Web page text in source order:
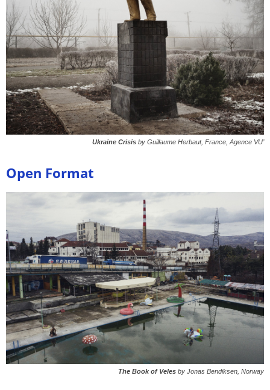
Ukraine Crisis by Guillaume Herbaut, France, Agence VU’
Open Format
The Book of Veles by Jonas Bendiksen, Norway